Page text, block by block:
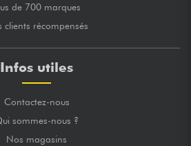
de 700 marques
clients récompensés
Infos utiles
Contactez-nous
sommes-nous ?
Nos magasins